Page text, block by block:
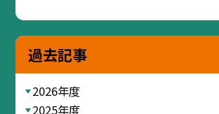
過去記事
2026年度
2025年度